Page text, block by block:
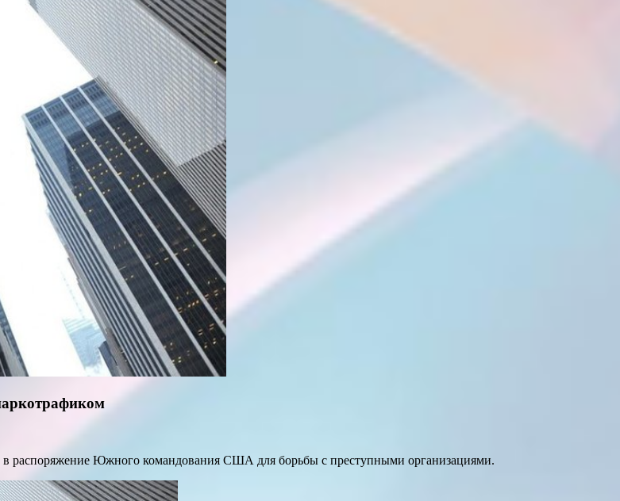
в распоряжение Южного командования США для борьбы с преступными организациями.